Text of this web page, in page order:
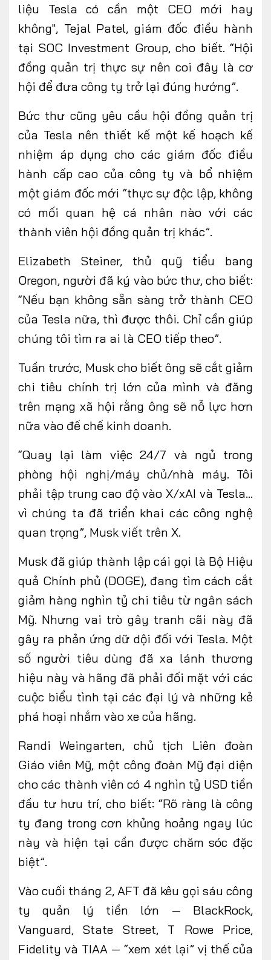
liệu Tesla có cần một CEO mới hay
không", Tejal Patel, giám đốc điều hành
tại SOC Investment Group, cho biết. “Hội
đồng quản trị thực sự nên coi đây là cơ
hội để đưa công ty trở lại đúng hướng”.
Bức thư cũng yêu cầu hội đồng quản trị
của Tesla nên thiết kế một kế hoạch kế
nhiệm áp dụng cho các giám đốc điều
hành cấp cao của công ty và bổ nhiệm
một giám đốc mới “thực sự độc lập, không
có mối quan hệ cá nhân nào với các
thành viên hội đồng quản trị khác”.
Elizabeth Steiner, thủ quỹ tiểu bang
Oregon, người đã ký vào bức thư, cho biết:
“Nếu bạn không sẵn sàng trở thành CEO
của Tesla nữa, thì được thôi. Chỉ cần giúp
chúng tôi tìm ra ai là CEO tiếp theo”.
Tuần trước, Musk cho biết ông sẽ cắt giảm
chi tiêu chính trị lớn của mình và đăng
trên mạng xã hội rằng ông sẽ nỗ lực hơn
nữa vào đế chế kinh doanh.
“Quay lại làm việc 24/7 và ngủ trong
phòng hội nghị/máy chủ/nhà máy. Tôi
phải tập trung cao độ vào X/xAI và Tesla…
vì chúng ta đã triển khai các công nghệ
quan trọng”, Musk viết trên X.
Musk đã giúp thành lập cái gọi là Bộ Hiệu
quả Chính phủ (DOGE), đang tìm cách cắt
giảm hàng nghìn tỷ chi tiêu từ ngân sách
Mỹ. Nhưng vai trò gây tranh cãi này đã
gây ra phản ứng dữ dội đối với Tesla. Một
số người tiêu dùng đã xa lánh thương
hiệu này và hãng đã phải đối mặt với các
cuộc biểu tình tại các đại lý và những kẻ
phá hoại nhắm vào xe của hãng.
Randi Weingarten, chủ tịch Liên đoàn
Giáo viên Mỹ, một công đoàn Mỹ đại diện
cho các thành viên có 4 nghìn tỷ USD tiền
đầu tư hưu trí, cho biết: “Rõ ràng là công
ty đang trong cơn khủng hoảng ngay lúc
này và hiện tại cần được chăm sóc đặc
biệt”.
Vào cuối tháng 2, AFT đã kêu gọi sáu công
ty quản lý tiền lớn — BlackRock,
Vanguard, State Street, T Rowe Price,
Fidelity và TIAA — “xem xét lại” vị thế của